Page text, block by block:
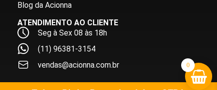
Blog da Acionna
ATENDIMENTO AO CLIENTE
Seg à Sex 08 às 18h
(11) 96381-3154
vendas@acionna.com.br
0